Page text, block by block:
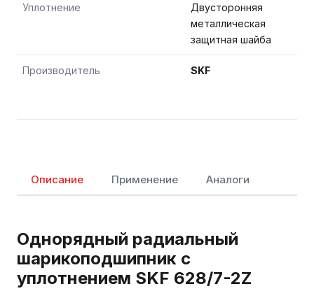
Уплотнение
Двусторонняя
металлическая
защитная шайба
Производитель SKF
Описание Применение Аналоги
Однорядный радиальный
шарикоподшипник с
уплотнением SKF 628/7-2Z